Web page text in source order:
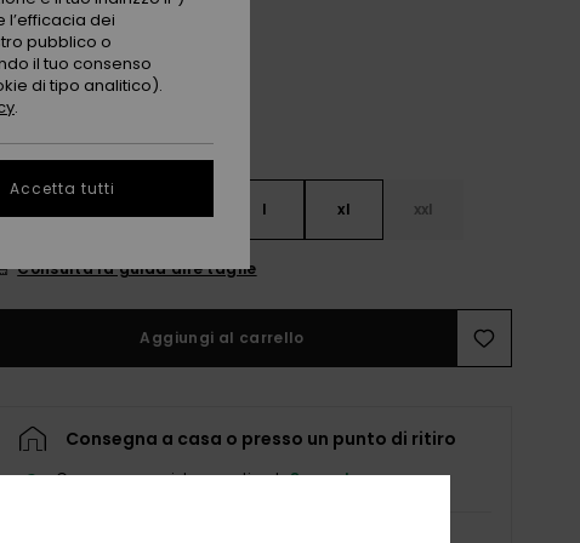
l xl xxl
Consulta la guida alle taglie
Aggiungi al carrello
Consegna a casa o presso un punto di ritiro
Consegna prevista a partire da8 agosto
dei
pubblico o
il tuo consenso
di tipo analitico).
.
Accetta tutti